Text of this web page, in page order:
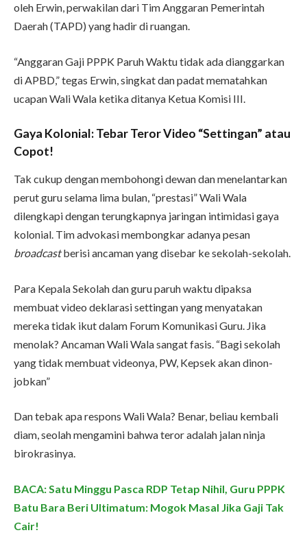
oleh Erwin, perwakilan dari Tim Anggaran Pemerintah
Daerah (TAPD) yang hadir di ruangan.
“Anggaran Gaji PPPK Paruh Waktu tidak ada dianggarkan
di APBD,” tegas Erwin, singkat dan padat mematahkan
ucapan Wali Wala ketika ditanya Ketua Komisi III.
Gaya Kolonial: Tebar Teror Video “Settingan” atau
Copot!
Tak cukup dengan membohongi dewan dan menelantarkan
perut guru selama lima bulan, “prestasi” Wali Wala
dilengkapi dengan terungkapnya jaringan intimidasi gaya
kolonial. Tim advokasi membongkar adanya pesan
broadcastberisi ancaman yang disebar ke sekolah-sekolah.
Para Kepala Sekolah dan guru paruh waktu dipaksa
membuat video deklarasi settingan yang menyatakan
mereka tidak ikut dalam Forum Komunikasi Guru. Jika
menolak? Ancaman Wali Wala sangat fasis. “Bagi sekolah
yang tidak membuat videonya, PW, Kepsek akan dinon-
jobkan”
Dan tebak apa respons Wali Wala? Benar, beliau kembali
diam, seolah mengamini bahwa teror adalah jalan ninja
birokrasinya.
BACA: Satu Minggu Pasca RDP Tetap Nihil, Guru PPPK
Batu Bara Beri Ultimatum: Mogok Masal Jika Gaji Tak
Cair!